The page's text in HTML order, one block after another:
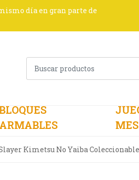
día en gran parte de
ARMABLES
Kimetsu No Yaiba Coleccionable